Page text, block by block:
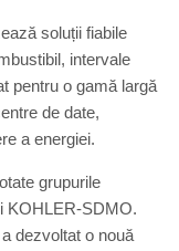
soluții fiabile
intervale
pentru o gamă largă
de date,
a energiei.
grupurile
KOHLER-SDMO.
dezvoltat o nouă